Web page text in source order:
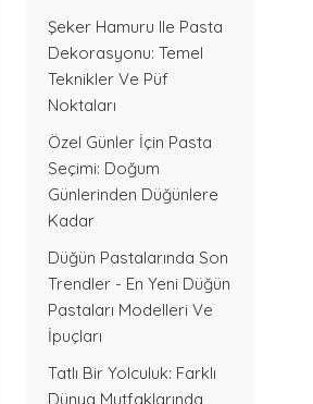
Şeker Hamuru Ile Pasta
Dekorasyonu: Temel
Teknikler Ve Püf
Noktaları
Özel Günler İçin Pasta
Seçimi: Doğum
Günlerinden Düğünlere
Kadar
Düğün Pastalarında Son
Trendler - En Yeni Düğün
Pastaları Modelleri Ve
İpuçları
Tatlı Bir Yolculuk: Farklı
Dünya Mutfaklarında